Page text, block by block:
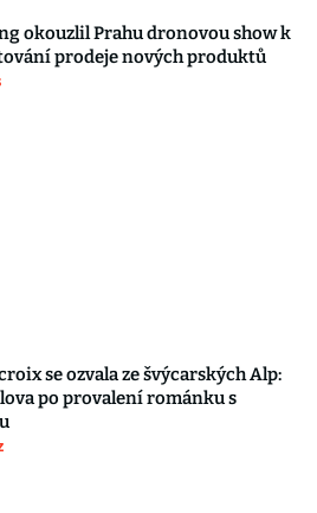
okouzlil Prahu dronovou show k
prodeje nových produktů
se ozvala ze švýcarských Alp:
po provalení románku s